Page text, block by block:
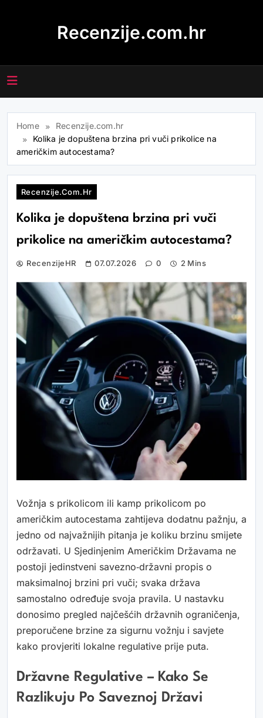
Recenzije.com.hr
Home
Recenzije.com.hr
Kolika je dopuštena brzina pri vuči prikolice na
američkim autocestama?
Recenzije.com.hr
Kolika je dopuštena brzina pri vuči
prikolice na američkim autocestama?
RecenzijeHR 07.07.2026 0 2 Mins
Vožnja s prikolicom ili kamp prikolicom po
američkim autocestama zahtijeva dodatnu pažnju, a
jedno od najvažnijih pitanja je koliku brzinu smijete
održavati. U Sjedinjenim Američkim Državama ne
postoji jedinstveni savezno‑državni propis o
maksimalnoj brzini pri vuči; svaka država
samostalno određuje svoja pravila. U nastavku
donosimo pregled najčešćih državnih ograničenja,
preporučene brzine za sigurnu vožnju i savjete
kako provjeriti lokalne regulative prije puta.
Državne Regulative – Kako Se
Razlikuju Po Saveznoj Državi